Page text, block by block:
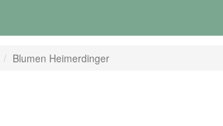
Blumen Heimerdinger